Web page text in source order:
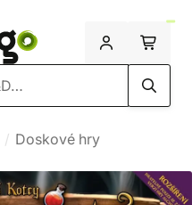
Doskové hry